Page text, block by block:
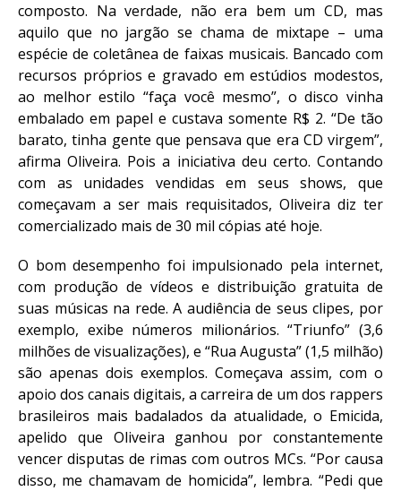
composto. Na verdade, não era bem um CD, mas
aquilo que no jargão se chama de mixtape – uma
espécie de coletânea de faixas musicais. Bancado com
recursos próprios e gravado em estúdios modestos,
ao melhor estilo “faça você mesmo”, o disco vinha
embalado em papel e custava somente R$ 2. “De tão
barato, tinha gente que pensava que era CD virgem”,
afirma Oliveira. Pois a iniciativa deu certo. Contando
com as unidades vendidas em seus shows, que
começavam a ser mais requisitados, Oliveira diz ter
comercializado mais de 30 mil cópias até hoje.
O bom desempenho foi impulsionado pela internet,
com produção de vídeos e distribuição gratuita de
suas músicas na rede. A audiência de seus clipes, por
exemplo, exibe números milionários. “Triunfo” (3,6
milhões de visualizações), e “Rua Augusta” (1,5 milhão)
são apenas dois exemplos. Começava assim, com o
apoio dos canais digitais, a carreira de um dos rappers
brasileiros mais badalados da atualidade, o Emicida,
apelido que Oliveira ganhou por constantemente
vencer disputas de rimas com outros MCs. “Por causa
disso, me chamavam de homicida”, lembra. “Pedi que